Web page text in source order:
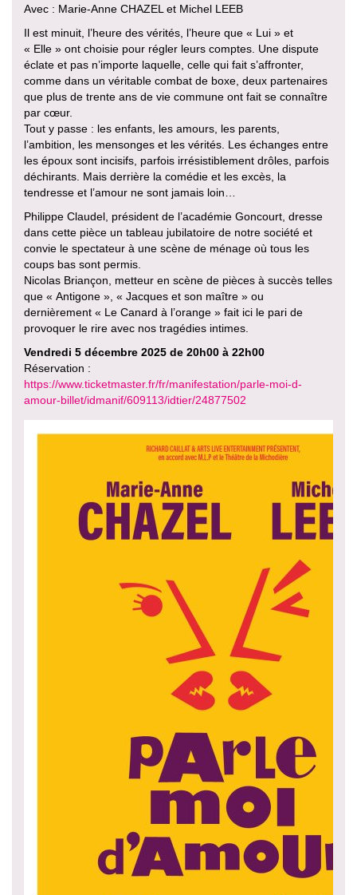
Avec : Marie-Anne CHAZEL et Michel LEEB
Il est minuit, l’heure des vérités, l’heure que « Lui » et
« Elle » ont choisie pour régler leurs comptes. Une dispute
éclate et pas n’importe laquelle, celle qui fait s’affronter,
comme dans un véritable combat de boxe, deux partenaires
que plus de trente ans de vie commune ont fait se connaître
par cœur.
Tout y passe : les enfants, les amours, les parents,
l’ambition, les mensonges et les vérités. Les échanges entre
les époux sont incisifs, parfois irrésistiblement drôles, parfois
déchirants. Mais derrière la comédie et les excès, la
tendresse et l’amour ne sont jamais loin…
Philippe Claudel, président de l’académie Goncourt, dresse
dans cette pièce un tableau jubilatoire de notre société et
convie le spectateur à une scène de ménage où tous les
coups bas sont permis.
Nicolas Briançon, metteur en scène de pièces à succès telles
que « Antigone », « Jacques et son maître » ou
dernièrement « Le Canard à l’orange » fait ici le pari de
provoquer le rire avec nos tragédies intimes.
Vendredi 5 décembre 2025 de 20h00 à 22h00
Réservation :
https://www.ticketmaster.fr/fr/manifestation/parle-moi-d-
amour-billet/idmanif/609113/idtier/24877502